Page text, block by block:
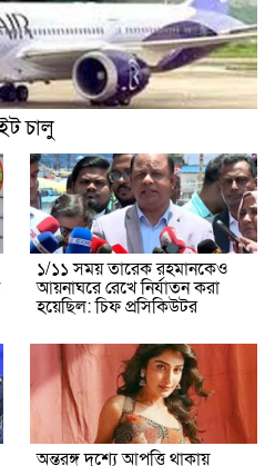
চালু
১/১১ সময় তারেক রহমানকেও
আয়নাঘরে রেখে নির্যাতন করা
হয়েছিল: চিফ প্রসিকিউটর
অন্তরঙ্গ দৃশ্যে আপত্তি থাকায়